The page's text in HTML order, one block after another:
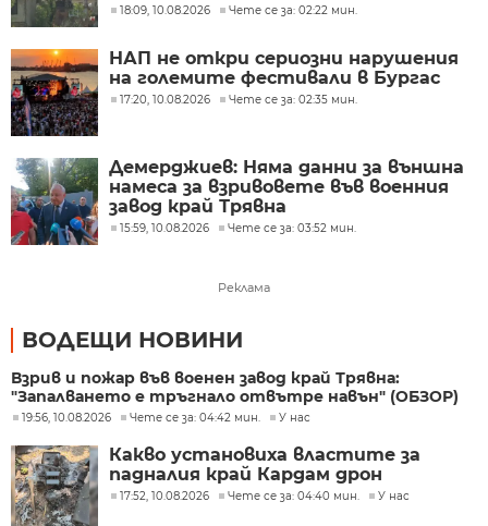
18:09, 10.08.2026 Чете се за: 02:22 мин.
НАП не откри сериозни нарушения
на големите фестивали в Бургас
17:20, 10.08.2026 Чете се за: 02:35 мин.
Демерджиев: Няма данни за външна
намеса за взривовете във военния
завод край Трявна
15:59, 10.08.2026 Чете се за: 03:52 мин.
Реклама
ВОДЕЩИ НОВИНИ
Взрив и пожар във военен завод край Трявна:
"Запалването е тръгнало отвътре навън" (ОБЗОР)
19:56, 10.08.2026 Чете се за: 04:42 мин. У нас
Какво установиха властите за
падналия край Кардам дрон
17:52, 10.08.2026 Чете се за: 04:40 мин. У нас